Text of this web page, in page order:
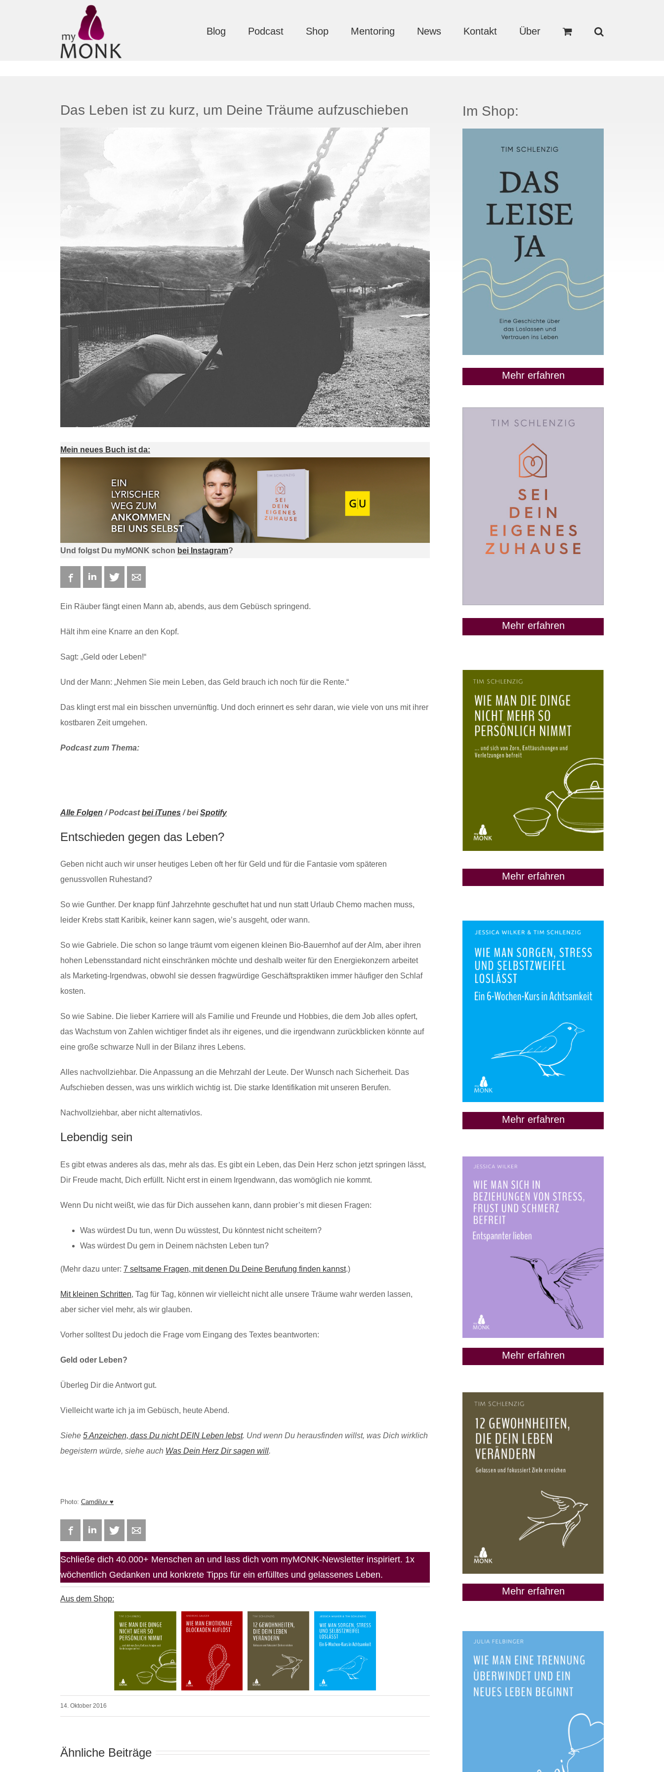
Blog Podcast Shop Mentoring News Kontakt Über
Das Leben ist zu kurz, um Deine Träume aufzuschieben
Mein neues Buch ist da:
Und folgst Du myMONK schon bei Instagram?
FacebookLinkedIn Twitter
Ein Räuber fängt einen Mann ab, abends, aus dem Gebüsch springend.
Hält ihm eine Knarre an den Kopf.
Sagt: „Geld oder Leben!“
Und der Mann: „Nehmen Sie mein Leben, das Geld brauch ich noch für die Rente.“
Das klingt erst mal ein bisschen unvernünftig. Und doch erinnert es sehr daran, wie viele von uns mit ihrer
kostbaren Zeit umgehen.
Podcast zum Thema:
Alle Folgen / Podcastbei iTunes / beiSpotify
Entschieden gegen das Leben?
Geben nicht auch wir unser heutiges Leben oft her für Geld und für die Fantasie vom späteren
genussvollen Ruhestand?
So wie Gunther. Der knapp fünf Jahrzehnte geschuftet hat und nun statt Urlaub Chemo machen muss,
leider Krebs statt Karibik, keiner kann sagen, wie’s ausgeht, oder wann.
So wie Gabriele. Die schon so lange träumt vom eigenen kleinen Bio-Bauernhof auf der Alm, aber ihren
hohen Lebensstandard nicht einschränken möchte und deshalb weiter für den Energiekonzern arbeitet
als Marketing-Irgendwas, obwohl sie dessen fragwürdige Geschäftspraktiken immer häufiger den Schlaf
kosten.
So wie Sabine. Die lieber Karriere will als Familie und Freunde und Hobbies, die dem Job alles opfert,
das Wachstum von Zahlen wichtiger findet als ihr eigenes, und die irgendwann zurückblicken könnte auf
eine große schwarze Null in der Bilanz ihres Lebens.
Alles nachvollziehbar. Die Anpassung an die Mehrzahl der Leute. Der Wunsch nach Sicherheit. Das
Aufschieben dessen, was uns wirklich wichtig ist. Die starke Identifikation mit unseren Berufen.
Nachvollziehbar, aber nicht alternativlos.
Lebendig sein
Es gibt etwas anderes als das, mehr als das. Es gibt ein Leben, das Dein Herz schon jetzt springen lässt,
Dir Freude macht, Dich erfüllt. Nicht erst in einem Irgendwann, das womöglich nie kommt.
Wenn Du nicht weißt, wie das für Dich aussehen kann, dann probier’s mit diesen Fragen:
Was würdest Du tun, wenn Du wüsstest, Du könntest nicht scheitern?
Was würdest Du gern in Deinem nächsten Leben tun?
(Mehr dazu unter: 7 seltsame Fragen, mit denen Du Deine Berufung finden kannst.)
Mit kleinen Schritten, Tag für Tag, können wir vielleicht nicht alle unsere Träume wahr werden lassen,
aber sicher viel mehr, als wir glauben.
Vorher solltest Du jedoch die Frage vom Eingang des Textes beantworten:
Geld oder Leben?
Überleg Dir die Antwort gut.
Vielleicht warte ich ja im Gebüsch, heute Abend.
Siehe 5 Anzeichen, dass Du nicht DEIN Leben lebst. Und wenn Du herausfinden willst, was Dich wirklich
begeistern würde, siehe auch Was Dein Herz Dir sagen will.
Photo: Camdiluv ♥
FacebookLinkedIn Twitter
Schließe dich 40.000+ Menschen an und lass dich vom myMONK-Newsletter inspiriert. 1x
wöchentlich Gedanken und konkrete Tipps für ein erfülltes und gelassenes Leben.
Aus dem Shop:
14. Oktober 2016
Ähnliche Beiträge
Im Shop:
Mehr erfahren
Mehr erfahren
Mehr erfahren
Mehr erfahren
Mehr erfahren
Mehr erfahren